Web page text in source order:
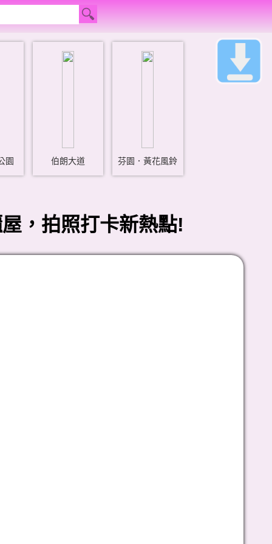
園 伯朗大道 芬園．黃花風鈴
，拍照打卡新熱點!